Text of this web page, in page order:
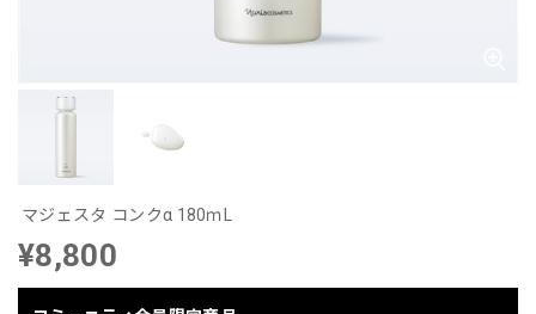
マジェスタ コンクα 180ｍL
¥8,800